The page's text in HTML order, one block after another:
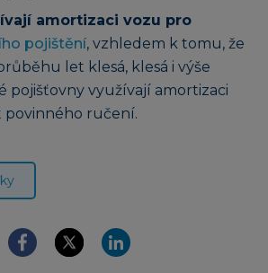
amortizaci vozu pro
pojištění, vzhledem k tomu, že
let klesá, klesá i výše
pojišťovny využívají amortizaci
ručení.